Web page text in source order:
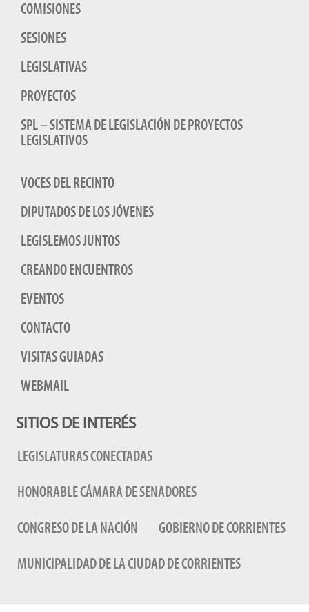
COMISIONES
SESIONES
LEGISLATIVAS
PROYECTOS
SPL – SISTEMA DE LEGISLACIÓN DE PROYECTOS
LEGISLATIVOS
VOCES DEL RECINTO
DIPUTADOS DE LOS JÓVENES
LEGISLEMOS JUNTOS
CREANDO ENCUENTROS
EVENTOS
CONTACTO
VISITAS GUIADAS
WEBMAIL
SITIOS DE INTERÉS
LEGISLATURAS CONECTADAS
HONORABLE CÁMARA DE SENADORES
CONGRESO DE LA NACIÓN GOBIERNO DE CORRIENTES
MUNICIPALIDAD DE LA CIUDAD DE CORRIENTES